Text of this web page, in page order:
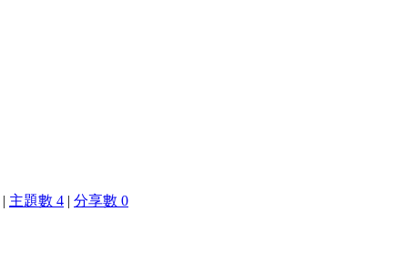
| 主題數 4 | 分享數 0